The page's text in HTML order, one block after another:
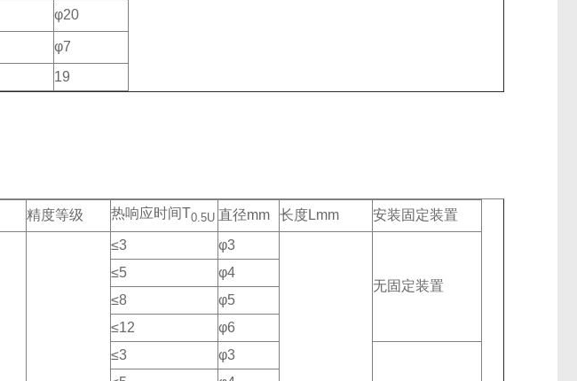
φ20
φ7
19
精度等级 热响应时间T0.5U 直径mm 长度Lmm
安装固定装置
≤3 φ3
无固定装置
≤5
φ4
≤8
φ5
≤12
φ6
≤3 φ3